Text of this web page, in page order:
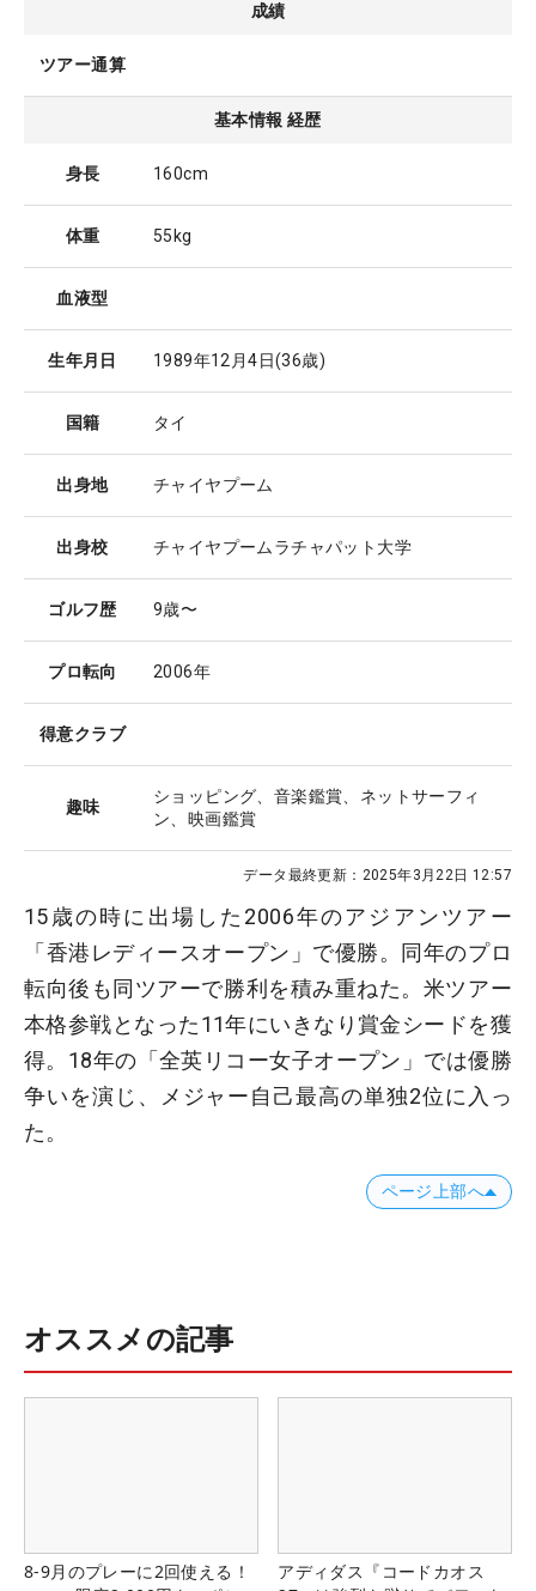
成績
ツアー通算
基本情報 経歴
身長 160cm
体重 55kg
血液型
生年月日 1989年12月4日(36歳)
国籍 タイ
出身地 チャイヤプーム
出身校 チャイヤプームラチャパット大学
ゴルフ歴 9歳〜
プロ転向 2006年
得意クラブ
趣味
ショッピング、音楽鑑賞、ネットサーフィ
ン、映画鑑賞
データ最終更新： 2025年3月22日 12:57
15歳の時に出場した2006年のアジアンツアー
「香港レディースオープン」で優勝。同年のプロ
転向後も同ツアーで勝利を積み重ねた。米ツアー
本格参戦となった11年にいきなり賞金シードを獲
得。18年の「全英リコー女子オープン」では優勝
争いを演じ、メジャー自己最高の単独2位に入っ
た。
ページ上部へ
オススメの記事
8-9月のプレーに2回使える！
アディダス『コードカオス